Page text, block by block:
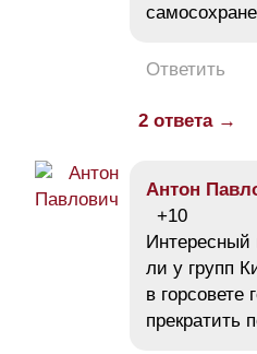
Ответить
2 ответа →
Антон
+10
Интересный
ли у групп
в горсовете
прекратить